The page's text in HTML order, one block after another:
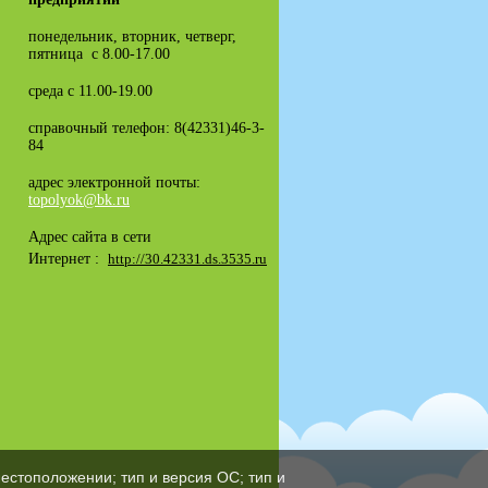
понедельник, вторник, четверг,
пятница с 8.00-17.00
среда с 11.00-19.00
справочный телефон: 8(42331)46-3-
84
адрес электронной почты:
topolyok@bk.ru
Адрес сайта в сети
Интернет : http://30.42331.ds.3535.ru
тип и версия ОС; тип и